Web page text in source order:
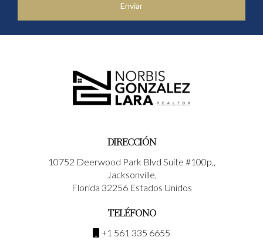
Enviar
DIRECCIÓN
10752 Deerwood Park Blvd Suite #100p,,
Jacksonville,
Florida 32256 Estados Unidos
TELÉFONO
+1 561 335 6655